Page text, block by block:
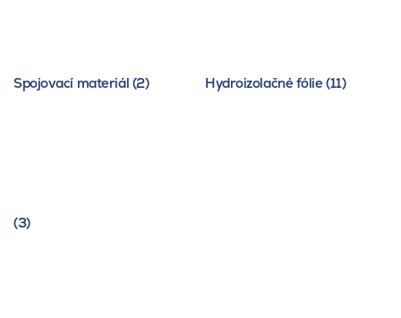
Spojovací materiál (2) Hydroizolačné fólie (11)
(3)